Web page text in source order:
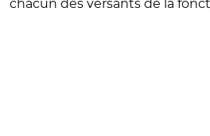
chacun des versants de la